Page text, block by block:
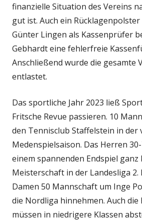
finanzielle Situation des Vereins
gut ist. Auch ein
Günter Lingen als Kassenprüfer
Gebhardt eine fehlerfreie
Anschließend wurde die gesamte
entlastet.
Das sportliche Jahr 2023 ließ
Fritsche Revue passieren. 10
den Tennisclub Staffelstein in der
Medenspielsaison. Das Herren
einem spannenden Endspiel ganz
Meisterschaft in der Landesliga 2.
Damen 50 Mannschaft um Inge
die Nordliga hinnehmen. Auch die
müssen in niedrigere Klassen